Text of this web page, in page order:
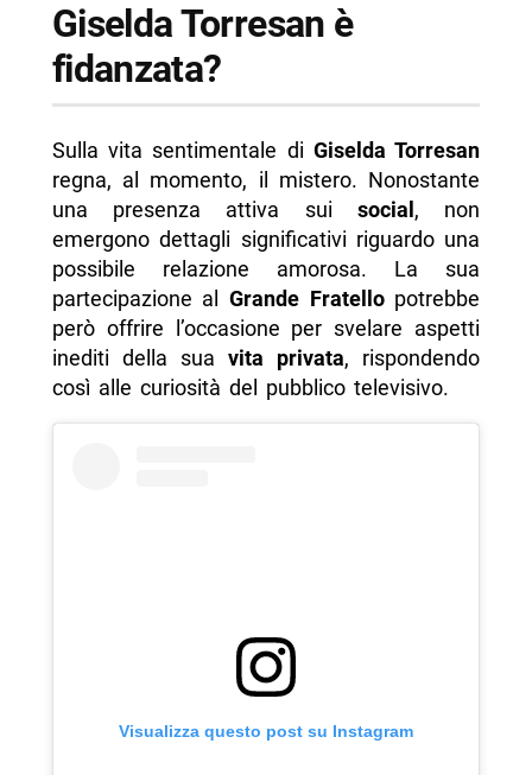
Giselda Torresan è
fidanzata?
Sulla vita sentimentale di Giselda Torresan
regna, al momento, il mistero. Nonostante
una presenza attiva sui social , non
emergono dettagli significativi riguardo una
possibile relazione amorosa. La sua
partecipazione al Grande Fratellopotrebbe
però offrire l’occasione per svelare aspetti
inediti della suavita privata, rispondendo
così alle curiosità del pubblico televisivo.
Visualizza questo post su Instagram